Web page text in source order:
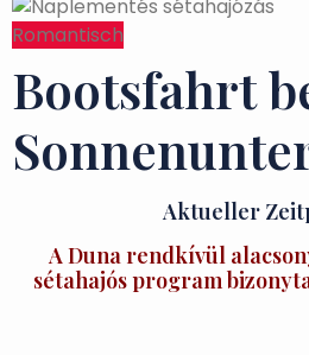
Romantisch
Bootsfahrt
Aktueller
A Duna rendkívül
sétahajós program